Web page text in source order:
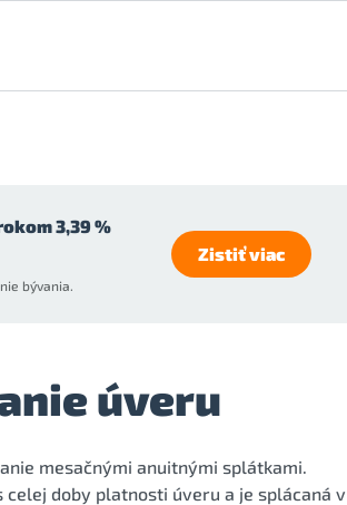
3,39 %
bývania.
Zistiť viac
úveru
mesačnými anuitnými splátkami.
doby platnosti úveru a je splácaná v